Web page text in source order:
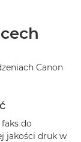
Canon
do
jakości druk w